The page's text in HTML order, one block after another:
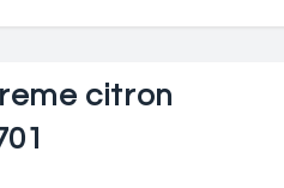
citron